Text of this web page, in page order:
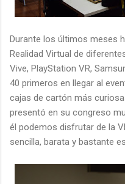
Durante los últimos meses
Realidad Virtual de
Vive, PlayStation VR,
40 primeros en llegar al
cajas de cartón más
presentó en su congreso
él podemos disfrutar de la
sencilla, barata y bastante